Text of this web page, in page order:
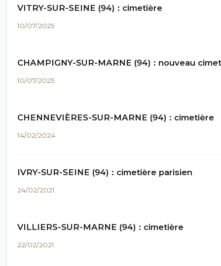
VITRY-SUR-SEINE (94) : cimetière
10/07/2025
CHAMPIGNY-SUR-MARNE (94) : nouveau
10/07/2025
CHENNEVIÈRES-SUR-MARNE (94) : cimetière
14/02/2024
IVRY-SUR-SEINE (94) : cimetière parisien
24/02/2021
VILLIERS-SUR-MARNE (94) : cimetière
22/02/2021